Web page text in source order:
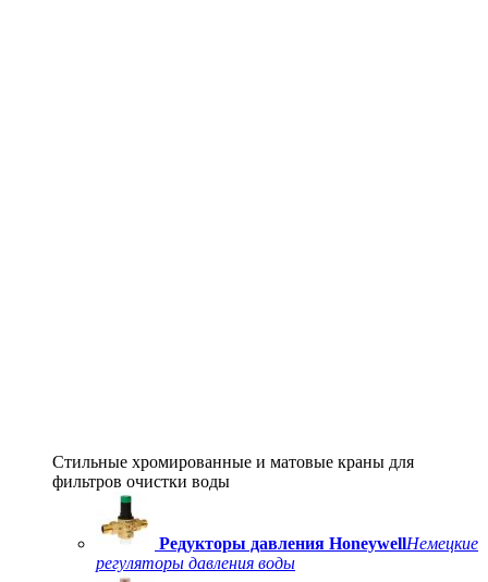
Стильные хромированные и матовые краны для
фильтров очистки воды
Редукторы давления HoneywellНемецкие
регуляторы давления воды